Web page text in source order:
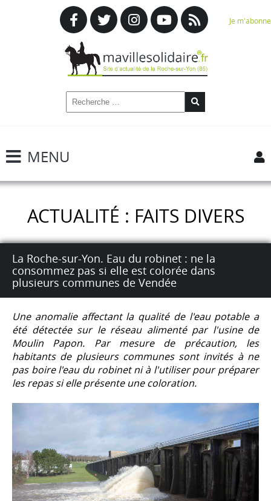
Je m'abonne
MENU
ACTUALITÉ : FAITS DIVERS
La Roche-sur-Yon. Eau du robinet : ne la
consommez pas si elle est colorée dans
plusieurs communes de Vendée
Une anomalie affectant la qualité de l'eau potable a
été détectée sur le réseau alimenté par l'usine de
Moulin Papon. Par mesure de précaution, les
habitants de plusieurs communes sont invités à ne
pas boire l'eau du robinet ni à l'utiliser pour préparer
les repas si elle présente une coloration.